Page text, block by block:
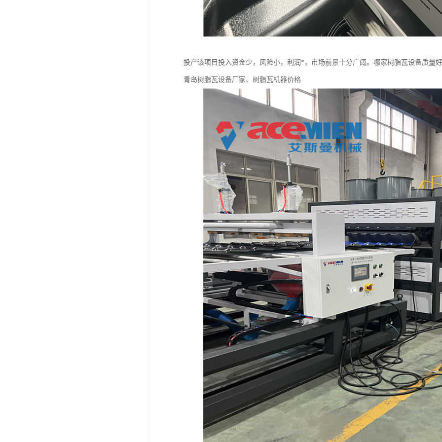
投产该项目投入资金少，风险小，利润*，市场前景十分广阔。哪家树脂瓦设备质量好
青岛树脂瓦设备厂家、树脂瓦机器价格